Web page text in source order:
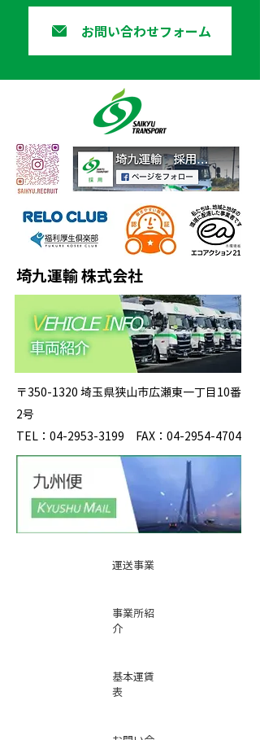
お問い合わせフォーム
埼九運輸 株式会社
〒350-1320 埼玉県狭山市広瀬東一丁目10番
2号
TEL：04-2953-3199 FAX：04-2954-4704
運送事業
事業所紹
介
基本運賃
表